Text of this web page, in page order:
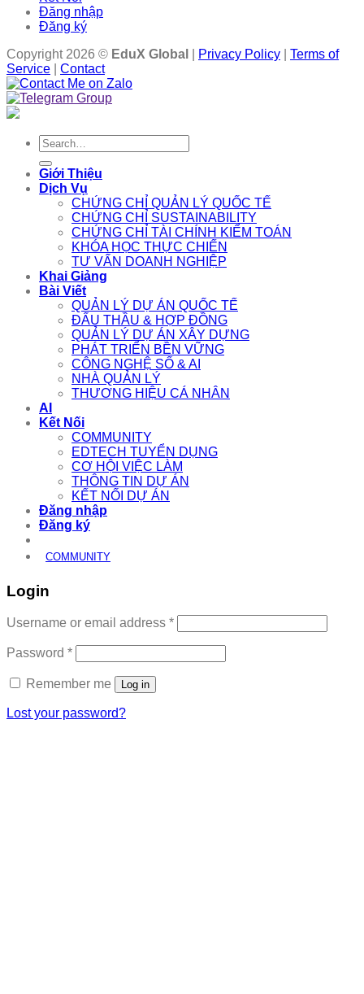
Đăng nhập
Đăng ký
Copyright 2026 © EduX Global Privacy Policy
Terms of
Service
Contact
Search
for:
Giới Thiệu
Dịch Vụ
CHỨNG CHỈ QUẢN LÝ QUỐC TẾ
CHỨNG CHỈ SUSTAINABILITY
CHỨNG CHỈ TÀI CHÍNH KIỂM TOÁN
KHÓA HỌC THỰC CHIẾN
TƯ VẤN DOANH NGHIỆP
Khai Giảng
Bài Viết
QUẢN LÝ DỰ ÁN QUỐC TẾ
ĐẤU THẦU & HỢP ĐỒNG
QUẢN LÝ DỰ ÁN XÂY DỰNG
PHÁT TRIỂN BỀN VỮNG
CÔNG NGHỆ SỐ & AI
NHÀ QUẢN LÝ
THƯƠNG HIỆU CÁ NHÂN
AI
Kết Nối
COMMUNITY
EDTECH TUYỂN DỤNG
CƠ HỘI VIỆC LÀM
THÔNG TIN DỰ ÁN
KẾT NỐI DỰ ÁN
Đăng nhập
Đăng ký
COMMUNITY
Login
Username or email address *Required
Password *Required
Remember me Log in
Lost your password?